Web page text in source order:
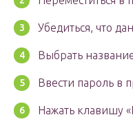
Убедиться, что
Выбрать
Ввести пароль в
Нажать клавишу